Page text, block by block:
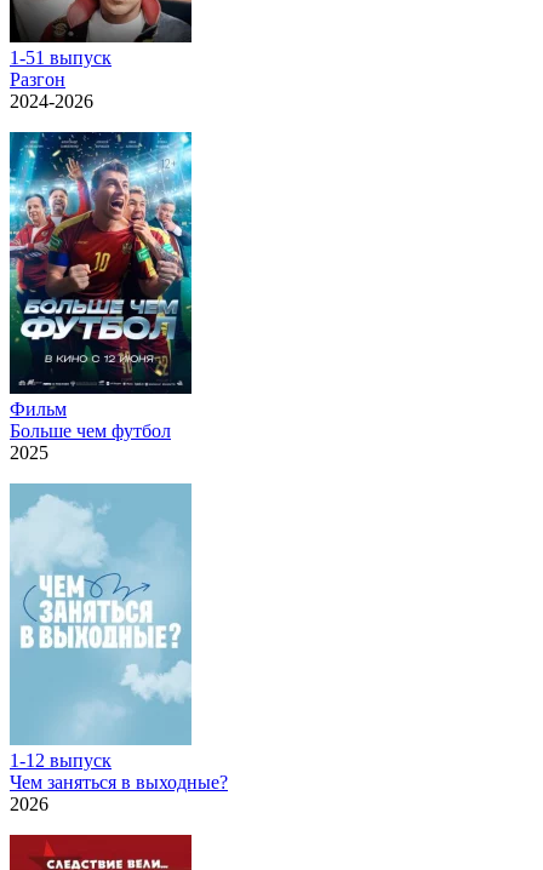
1-51 выпуск
Разгон
2024-2026
Фильм
Больше чем футбол
2025
1-12 выпуск
Чем заняться в выходные?
2026